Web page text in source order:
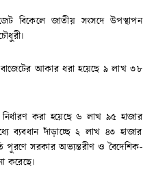
বিকেলে জাতীয় সংসদে উপস্থাপন
আকার ধরা হয়েছে ৯ লাখ ৩৮
করা হয়েছে ৬ লাখ ৯৫ হাজার
দাঁড়াচ্ছে ২ লাখ ৪৩ হাজার
পূরণে সরকার অভ্যন্তরীণ ও বৈদেশিক-
করেছে।